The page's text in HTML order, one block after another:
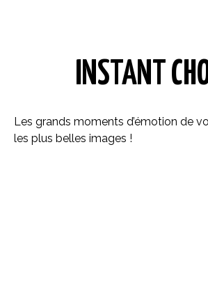
INSTANT
Les grands moments d’émotion de
les plus belles images !